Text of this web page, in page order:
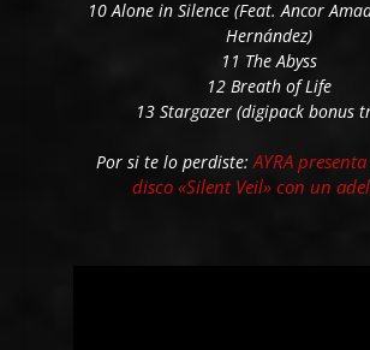
10 Alone in Silence (Feat. Ancor
Hernández)
11 The Abyss
12 Breath of Life
13 Stargazer (digipack bonus
Por si te lo perdiste: AYRA
disco «Silent Veil» con un